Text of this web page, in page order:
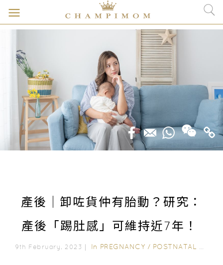
產後｜卸咗貨仲有胎動？研究：
產後「踢肚感」可維持近7年！
9th February, 2023｜ In PREGNANCY / POSTNATAL CARE